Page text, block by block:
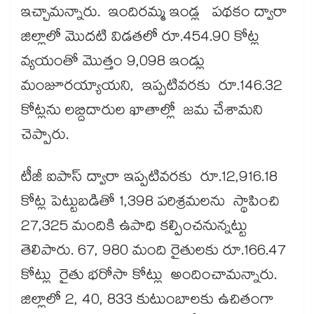
ఇచ్చామన్నారు. ఇందిరమ్మ ఇండ్ల పథకం ద్వారా
జిల్లాలో మొదటి విడతలో రూ.454.90 కోట్ల
వ్యయంతో మొత్తం 9,098 ఇండ్లు
మంజూరయ్యాయని, ఇప్పటివరకు రూ.146.32
కోట్లను లబ్దిదారుల ఖాతాల్లో జమ చేశామని
చెప్పారు.
టీజీ ఐపాస్ ద్వారా ఇప్పటివరకు రూ.12,916.18
కోట్ల పెట్టుబడితో 1,398 పరిశ్రమలను స్థాపించి
27,325 మందికి ఉపాధి కల్పించనున్నట్టు
తెలిపారు. 67, 980 మంది రైతులకు రూ.166.47
కోట్లు రైతు భరోసా కోట్లు అందించామన్నారు.
జిల్లాలో 2, 40, 833 కుటుంబాలకు ఉచితంగా